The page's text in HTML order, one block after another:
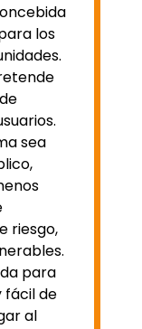
los
sea
riesgo,
para
fácil de
al